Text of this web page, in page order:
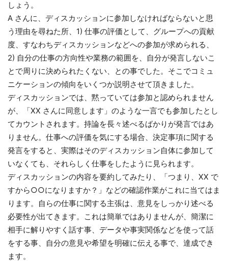
しょう。
A さんに、ディスカッションに参加しなければならないと思
う理由を尋ねた所、1) 仕事の評価として、グループへの貢献
度、すなわちディスカッションなどへの参加が求められる、
2) 自分の仕事の方向性や業務の範囲を、自分が発言しないこ
とで周りに決められたくない、との事でした。そこでコミュ
ニケーションの傾向をいくつか説明させて頂きました。
ディスカッションでは、黙っていては参加と認められません
が、「XX さんに同意します」のような一言でも参加したとし
てカウントされます。持論を長々述べるばかりが発言ではあ
りません。仕事への評価を気にする場合、決定事項に関する
発言をすると、実際はそのディスカッション自体に参加して
いなくても、それらしく仕事をしたように見られます。
ディスカッションの内容を要約してみたり、「つまり、XX で
すから○○になりますか？」などの確認作業がこれに当てはま
ります。自らの仕事に関する主張は、意見をしっかり述べる
必要性が出てきます。これは簡単ではありませんが、簡潔に
相手に解りやすく話す事、データや事実関係などを使って話
をする事、自分の意見や希望を明確に伝える事で、達成でき
ます。